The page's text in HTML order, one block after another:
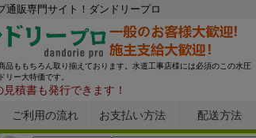
通販専門サイト！ダンドリープロ
品ももちろん取り揃えております。水道工事店様には必須のこの水圧
リー大特価です。
見積書も発行できます！
ご利用の流れ お支払い方法 配送方法